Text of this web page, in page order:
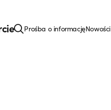
Prośba o informacjęNowości